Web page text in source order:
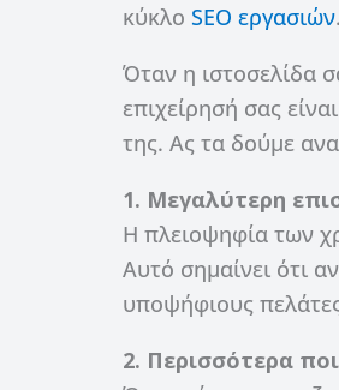
κύκλο SEO εργασιών.
Όταν η ιστοσελίδα
επιχείρησή σας
της. Ας τα δούμε
1. Μεγαλύτερη
Η πλειοψηφία των
Αυτό σημαίνει ότι
υποψήφιους
2. Περισσότερα